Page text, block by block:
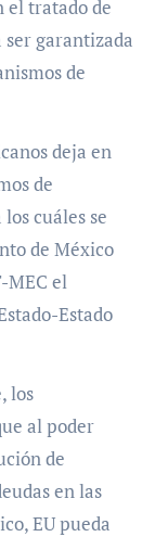
el tratado de
ser garantizada
de
deja en
de
cuáles se
de México
MEC el
Estado
los
al poder
de
en las
EU pueda